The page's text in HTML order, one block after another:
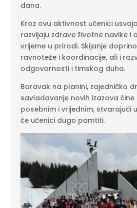
dana.
Kroz ovu aktivnost učenici
razvijaju zdrave životne navike i
vrijeme u prirodi. Skijanje
ravnoteže i koordinacije, ali i
odgovornosti i timskog duha.
Boravak na planini, zajedničko
savladavanje novih izazova
posebnim i vrijednim, stvarajući
će učenici dugo pamtiti.